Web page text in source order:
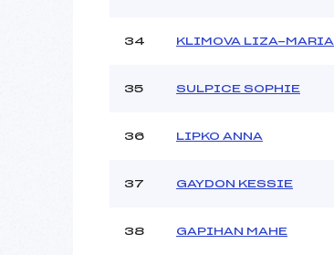
34 KLIMOVA LIZA-MARIA
35 SULPICE SOPHIE
36 LIPKO ANNA
37 GAYDON KESSIE
38 GAPIHAN MAHE